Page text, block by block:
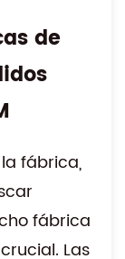
de
fábrica,
fábrica
Las